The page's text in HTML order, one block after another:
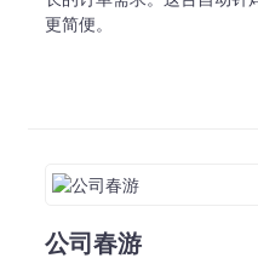
更简便。
公司春游